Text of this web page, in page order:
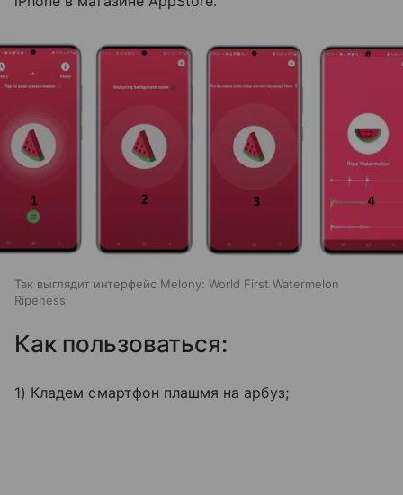
Так выглядит интерфейс Melony: World First Watermelon
Ripeness
Как пользоваться:
1) Кладем смартфон плашмя на арбуз;